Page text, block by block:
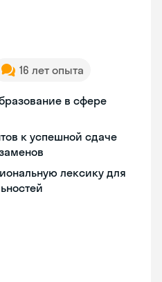
16 лет опыта
в сфере
к успешной сдаче
лексику для